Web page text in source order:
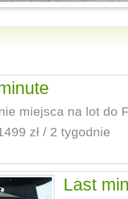
miejsca na lot do
zł / 2 tygodnie
Last